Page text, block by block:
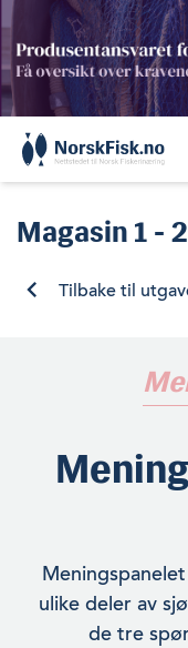
Skip
to
content
Magasin 1 -
Tilbake til
ulike deler av
de tre